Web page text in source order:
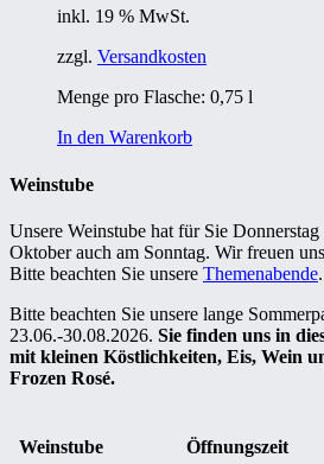
inkl. 19 % MwSt.
zzgl. Versandkosten
Menge pro Flasche: 0,75 l
In den Warenkorb
Weinstube
Unsere Weinstube hat für Sie
Oktober auch am Sonntag. Wir freuen
Bitte beachten Sie unsere Themenabende.
Bitte beachten Sie unsere lange
23.06.-30.08.2026. Sie finden uns in
mit kleinen Köstlichkeiten, Eis, Wein
Frozen Rosé.
Weinstube
Öffnungszeit